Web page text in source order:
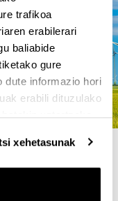
trafikoa
erabilerari
baliabide
gure
dute informazio hori
erabili dituzulako
uztartzeko.
xehetasunak